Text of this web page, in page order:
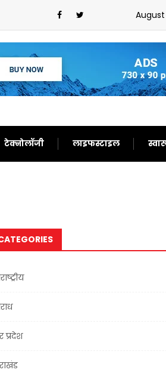
वाले अहंकार ने हराया?प्रशांत के आगे झुकी
टेक्नोलॉजी लाइफस्टाइल
प्रदेश